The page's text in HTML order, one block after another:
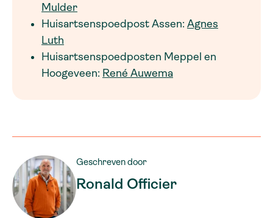
Mulder
Huisartsenspoedpost Assen: Agnes
Luth
Huisartsenspoedposten Meppel en
Hoogeveen: René Auwema
Geschreven door
Ronald Officier